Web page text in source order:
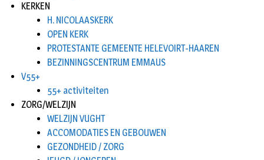
KERKEN
H. NICOLAASKERK
OPEN KERK
PROTESTANTE GEMEENTE HELEVOIRT-HAAREN
BEZINNINGSCENTRUM EMMAUS
V55+
55+ activiteiten
ZORG/WELZIJN
WELZIJN VUGHT
ACCOMODATIES EN GEBOUWEN
GEZONDHEID / ZORG